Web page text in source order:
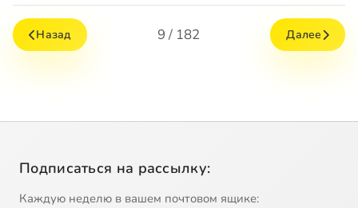
Назад 9 / 182 Далее
Подписаться на рассылку:
Каждую неделю в вашем почтовом ящике: